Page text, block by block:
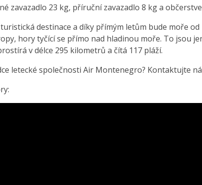
zavazadlo 23 kg, příruční zavazadlo 8 kg a
destinace a díky přímým letům bude moře
hory tyčící se přímo nad hladinou moře. To jsou
v délce 295 kilometrů a čítá 117 pláží.
letecké společnosti Air Montenegro? Kontaktujte